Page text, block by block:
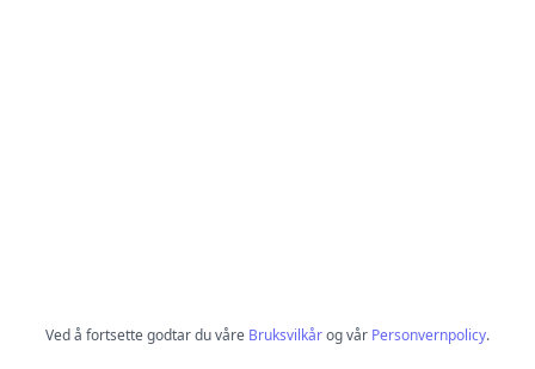
Ved å fortsette godtar du våre Bruksvilkårog vår Personvernpolicy.